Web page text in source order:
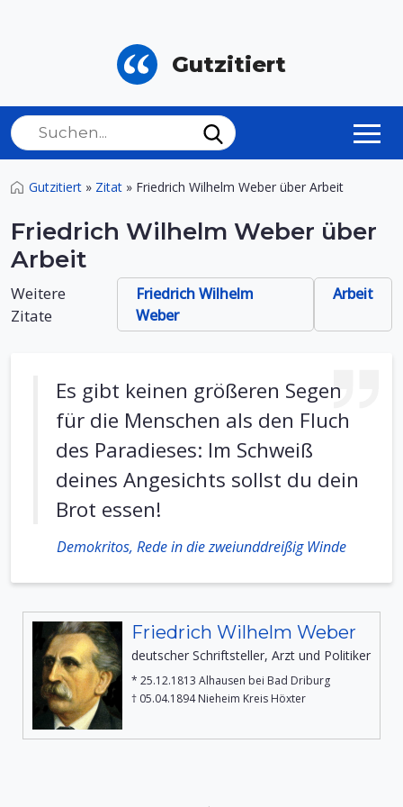
Gutzitiert
Gutzitiert » Zitat » Friedrich Wilhelm Weber über Arbeit
Friedrich Wilhelm Weber über
Arbeit
Weitere
Zitate
Friedrich Wilhelm
Weber
Arbeit
Es gibt keinen größeren Segen
für die Menschen als den Fluch
des Paradieses: Im Schweiß
deines Angesichts sollst du dein
Brot essen!
Demokritos, Rede in die zweiunddreißig Winde
Friedrich Wilhelm Weber
deutscher Schriftsteller, Arzt und Politiker
* 25.12.1813 Alhausen bei Bad Driburg
† 05.04.1894 Nieheim Kreis Höxter